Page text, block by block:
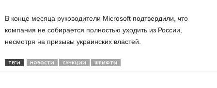
В конце месяца руководители Microsoft подтвердили, что
компания не собирается полностью уходить из России,
несмотря на призывы украинских властей.
ТЕГИ НОВОСТИ САНКЦИИ ШРИФТЫ